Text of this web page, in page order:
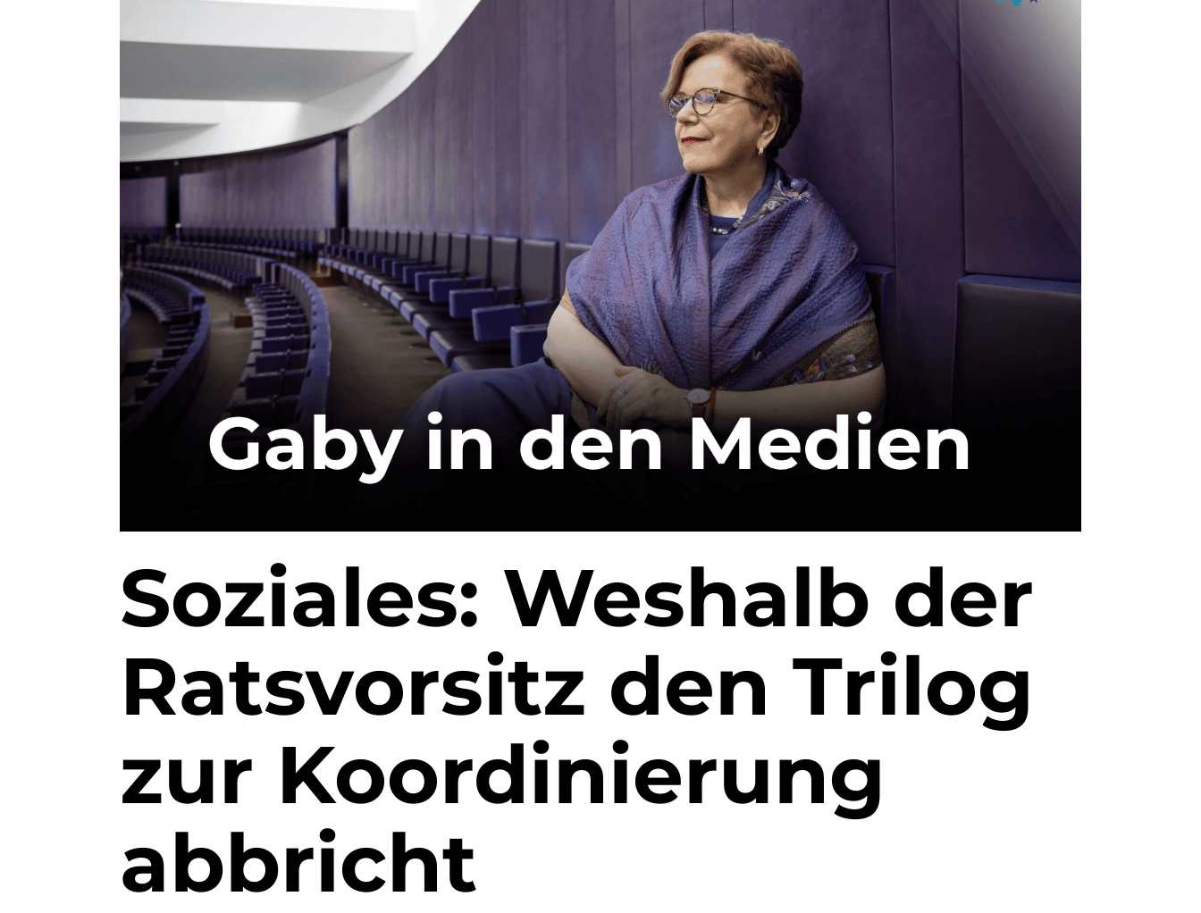
Soziales: Weshalb der
Ratsvorsitz den Trilog
zur Koordinierung
abbricht